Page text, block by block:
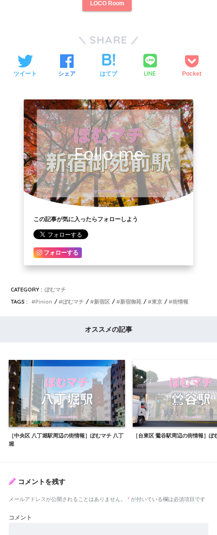
LOCO Room
SHARE
ツイート シェア はてブ LINE Pocket
Follo me
この記事が気に入ったらフォローしよう
フォローする
CATEGORY : ぽむマチ
TAGS :
Pinion ぽむマチ 新宿区 新宿御苑 東京 街情報
オススメの記事
［中央区 八丁堀駅周辺の街情報］ぽむマチ 八丁
堀
［台東区 鶯谷駅周辺の街情報］
コメントを残す
メールアドレスが公開されることはありません。 * が付いている欄は必須項目です
コメント